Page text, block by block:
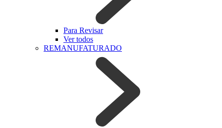
Para Revisar
Ver todos
REMANUFATURADO